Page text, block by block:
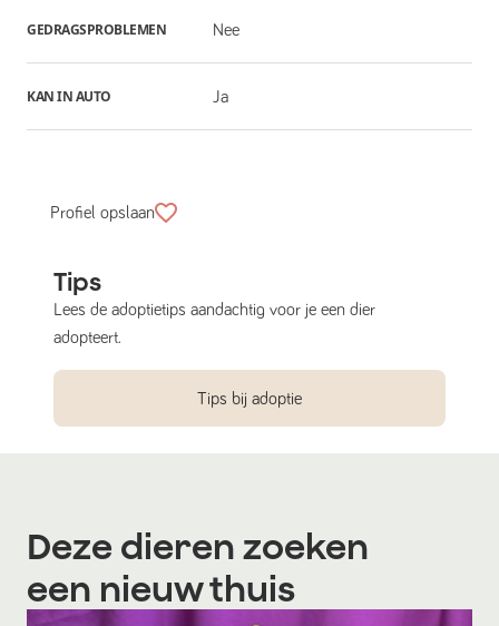
GEDRAGSPROBLEMEN Nee
KAN IN AUTO Ja
Profiel opslaan
Tips
Lees de adoptietips aandachtig voor je een dier
adopteert.
Tips bij adoptie
Deze dieren zoeken
een nieuw thuis